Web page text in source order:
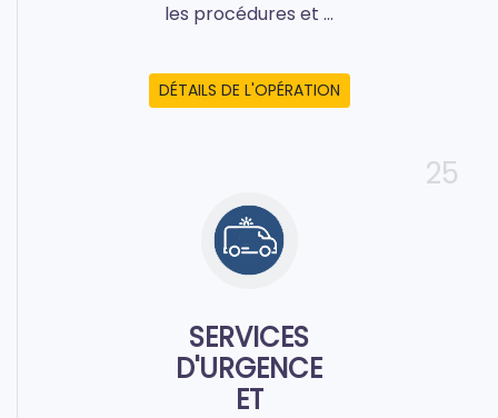
les procédures et ...
DÉTAILS DE L'OPÉRATION
25
SERVICES
D'URGENCE
ET